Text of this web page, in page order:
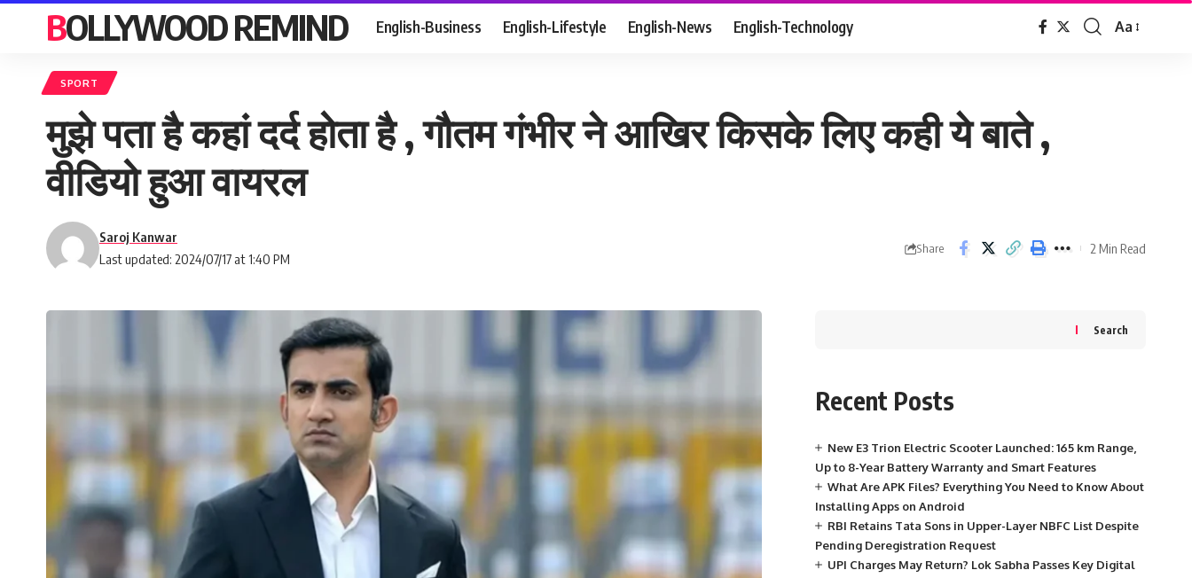
BOLLYWOOD REMIND English-Business English-Lifestyle English-News English-Technology
Font
Aa
SPORT
मुझे पता है कहां दर्द होता है , गौतम गंभीर ने आखिर किसके लिए कही ये बाते ,
वीडियो हुआ वायरल
Last updated: 2024/07/17 at 1:40 PM
Saroj Kanwar
Share 2 Min Read
Search
Recent Posts
New E3 Trion Electric Scooter Launched: 165 km Range,
Up to 8-Year Battery Warranty and Smart Features
What Are APK Files? Everything You Need to Know About
Installing Apps on Android
RBI Retains Tata Sons in Upper-Layer NBFC List Despite
Pending Deregistration Request
UPI Charges May Return? Lok Sabha Passes Key Digital